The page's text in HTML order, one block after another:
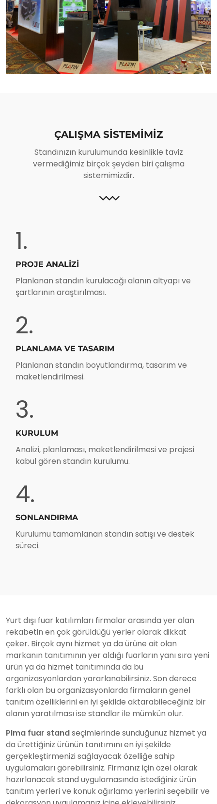
ÇALIŞMA SISTEMIMIZ
Standınızın kurulumunda kesinlikle taviz
vermediğimiz birçok şeyden biri çalışma
sistemimizdir.
1.
PROJE ANALİZİ
Planlanan standın kurulacağı alanın altyapı ve
şartlarının araştırılması.
2.
PLANLAMA VE TASARIM
Planlanan standın boyutlandırma, tasarım ve
maketlendirilmesi.
3.
KURULUM
Analizi, planlaması, maketlendirilmesi ve projesi
kabul gören standın kurulumu.
4.
SONLANDIRMA
Kurulumu tamamlanan standın satışı ve destek
süreci.
Yurt dışı fuar katılımları firmalar arasında yer alan
rekabetin en çok görüldüğü yerler olarak dikkat
çeker. Birçok aynı hizmet ya da ürüne ait olan
markanın tanıtımının yer aldığı fuarların yanı sıra yeni
ürün ya da hizmet tanıtımında da bu
organizasyonlardan yararlanabilirsiniz. Son derece
farklı olan bu organizasyonlarda firmaların genel
tanıtım özelliklerini en iyi şekilde aktarabileceğiniz bir
alanın yaratılması ise standlar ile mümkün olur.
Plma fuar standseçimlerinde sunduğunuz hizmet ya
da ürettiğiniz ürünün tanıtımını en iyi şekilde
gerçekleştirmenizi sağlayacak özelliğe sahip
uygulamaları görebilirsiniz. Firmanız için özel olarak
hazırlanacak stand uygulamasında istediğiniz ürün
tanıtım yerleri ve konuk ağırlama yerlerini seçebilir ve